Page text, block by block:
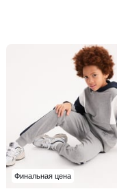
Финальная цена